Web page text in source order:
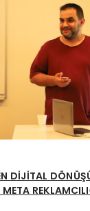
DİJİTAL